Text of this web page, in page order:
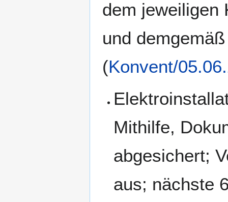
dem jeweiligen
und
(Konvent/
Mithilfe,
abgesichert;
aus; nächste